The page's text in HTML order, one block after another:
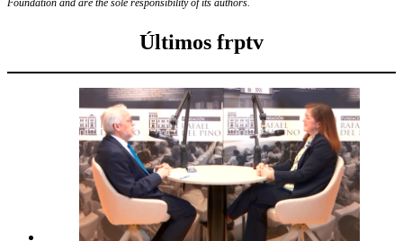
Últimos frptv